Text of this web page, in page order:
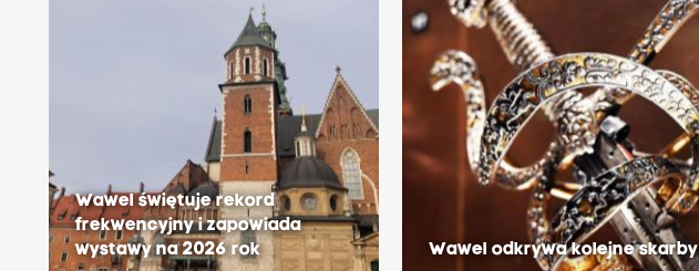
Wawel świętuje rekord
frekwencyjny i zapowiada
wystawy na 2026 rok
Wawel odkrywa kolejne skarby